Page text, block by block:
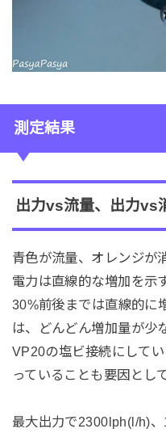
測定結果
出力vs流量、出力vs
青色が流量、オレンジが
電力は直線的な増加を示
30%前後までは直線的に
は、どんどん増加量が少
VP20の塩ビ接続にして
っていることも要因とし
最大出力で2300lph(l/h)